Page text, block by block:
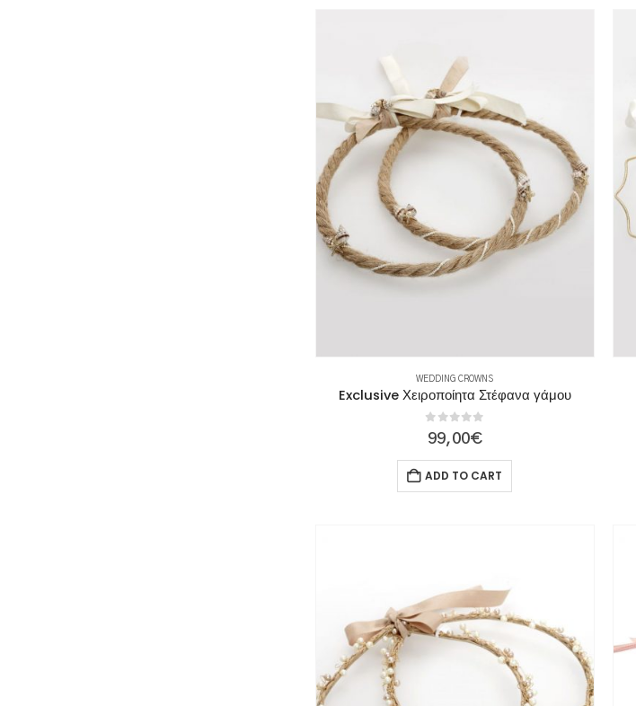
WEDDING CROWNS
Exclusive Χειροποίητα Στέφανα γάμου
0out of 5
99,00€
ADD TO CART